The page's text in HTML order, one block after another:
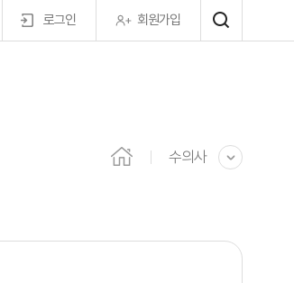
로그인 회원가입
수의사